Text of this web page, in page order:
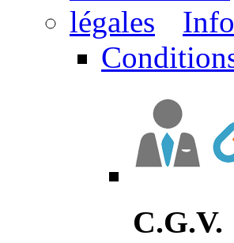
C.G.V.